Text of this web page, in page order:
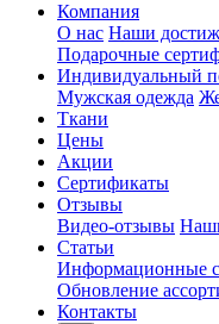
Компания
О нас Наши
Подарочные
Индивидуальный
Мужская одежда
Ткани
Цены
Акции
Сертификаты
Отзывы
Видео-отзывы
Статьи
Информационные
Обновление
Контакты